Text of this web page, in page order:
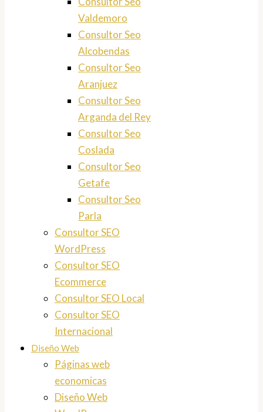
Valdemoro
Consultor Seo
Alcobendas
Consultor Seo
Aranjuez
Consultor Seo
Arganda del Rey
Consultor Seo
Coslada
Consultor Seo
Getafe
Consultor Seo
Parla
Consultor SEO
WordPress
Consultor SEO
Ecommerce
Consultor SEO Local
Consultor SEO
Internacional
Diseño Web
Páginas web
economicas
Diseño Web